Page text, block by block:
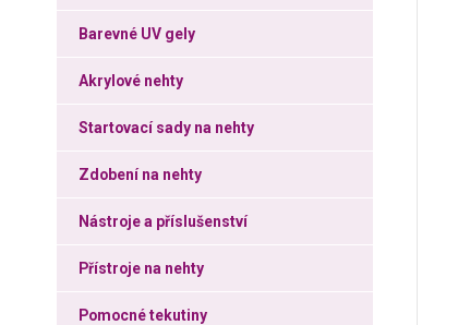
Barevné UV gely
Akrylové nehty
Startovací sady na nehty
Zdobení na nehty
Nástroje a příslušenství
Přístroje na nehty
Pomocné tekutiny